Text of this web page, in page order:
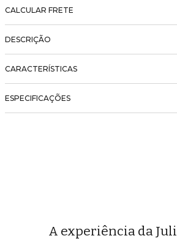
CALCULAR FRETE
DESCRIÇÃO
CARACTERÍSTICAS
ESPECIFICAÇÕES
A experiência da